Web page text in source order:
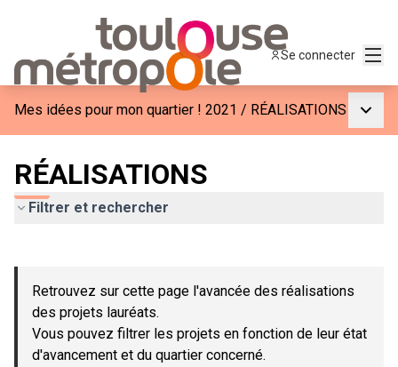
Se connecter
Mes idées pour mon quartier ! 2021 / RÉALISATIONS
RÉALISATIONS
Filtrer et rechercher
−
Retrouvez sur cette page l'avancée des réalisations
des projets lauréats.
Vous pouvez filtrer les projets en fonction de leur état
d'avancement et du quartier concerné.